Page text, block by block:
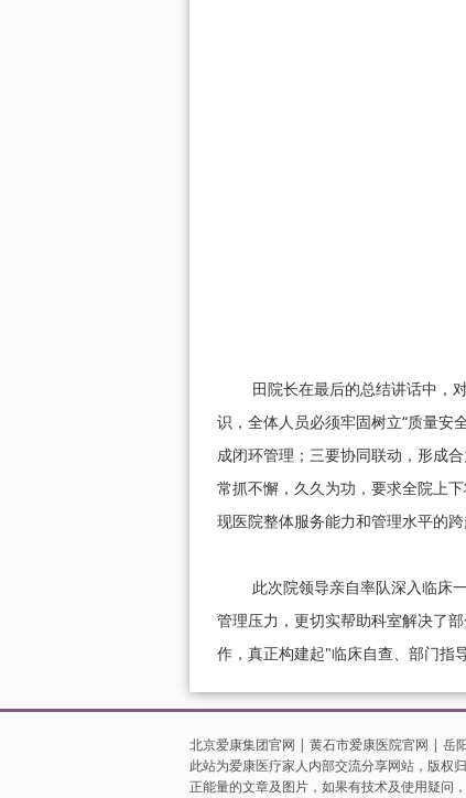
田院长在最后的总结讲话中，对
识，全体人员必须牢固树立“质量安
成闭环管理；三要协同联动，形成
常抓不懈，久久为功，要求全院上
现医院整体服务能力和管理水平的跨
此次院领导亲自率队深入临床一
管理压力，更切实帮助科室解决了
作，真正构建起"临床自查、部门指
北京爱康集团官网 | 黄石市爱康医院官网 | 岳
此站为爱康医疗家人内部交流分享网站，版权
正能量的文章及图片，如果有技术及使用疑问